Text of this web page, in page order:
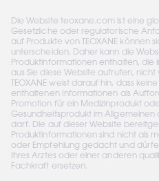
Die Website teoxane.com ist eine
Gesetzliche oder regulatorische
auf Produkte von TEOXANE können
unterscheiden. Daher kann die
Produktinformationen enthalten, die
aus Sie diese Website aufrufen,
TEOXANE weist darauf hin, dass
enthaltenen Informationen als
Promotion für ein Medizinprodukt
Gesundheitsprodukt im
darf. Die auf dieser Website
Produktinformationen sind nicht als
oder Empfehlung gedacht und
Ihres Arztes oder einer anderen
Fachkraft ersetzen.